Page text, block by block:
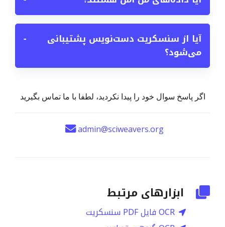
آیا از سنسکریت دست‌نویس پشتیبانی
می‌شود؟
−
اگر پاسخ سوال خود را پیدا نکردید، لطفا با ما تماس بگیرید
admin@sciweavers.org
ابزارهای مرتبط
OCR فایل PDF سنسکریت